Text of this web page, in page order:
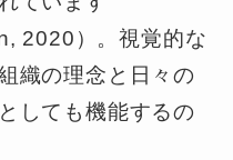
2020）。視覚的な
織の理念と日々の
しても機能するの